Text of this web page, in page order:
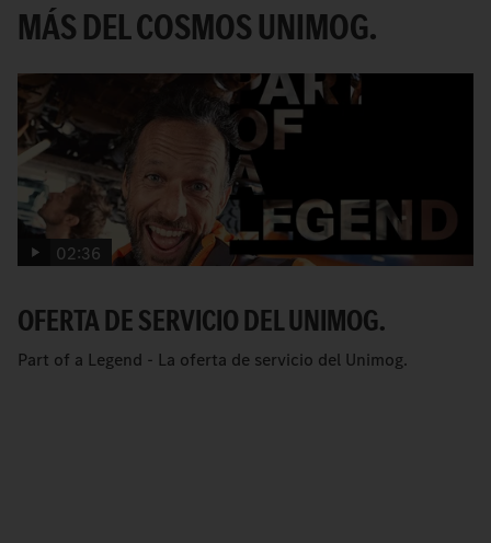
MÁS DEL COSMOS UNIMOG.
02:36
OFERTA DE SERVICIO DEL UNIMOG.
Part of a Legend - La oferta de servicio del Unimog.